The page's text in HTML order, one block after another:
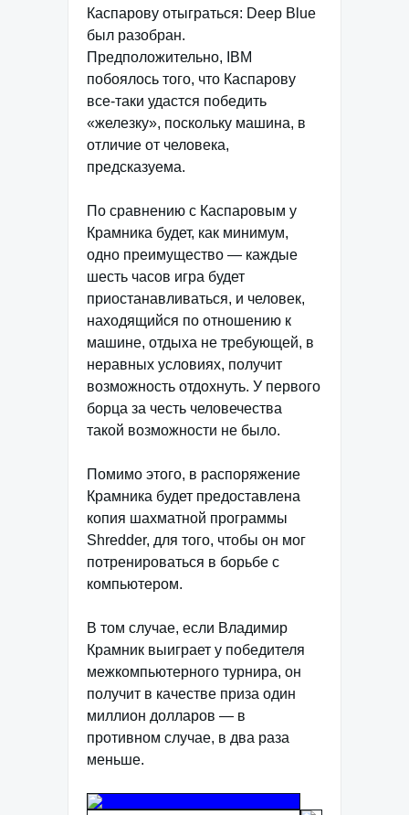
Каспарову отыграться: Deep Blue
был разобран.
Предположительно, IBM
побоялось того, что Каспарову
все-таки удастся победить
«железку», поскольку машина, в
отличие от человека,
предсказуема.
По сравнению с Каспаровым у
Крамника будет, как минимум,
одно преимущество — каждые
шесть часов игра будет
приостанавливаться, и человек,
находящийся по отношению к
машине, отдыха не требующей, в
неравных условиях, получит
возможность отдохнуть. У первого
борца за честь человечества
такой возможности не было.
Помимо этого, в распоряжение
Крамника будет предоставлена
копия шахматной программы
Shredder, для того, чтобы он мог
потренироваться в борьбе с
компьютером.
В том случае, если Владимир
Крамник выиграет у победителя
межкомпьютерного турнира, он
получит в качеcтве приза один
миллион долларов — в
противном случае, в два раза
меньше.